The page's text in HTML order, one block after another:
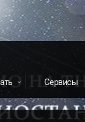
Сервисы